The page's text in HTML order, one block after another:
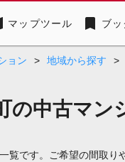
マップツール bookmark ブッ
ョン > 地域から探す >
の中古マン
覧です。ご希望の間取り